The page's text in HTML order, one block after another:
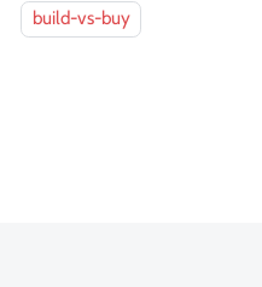
build-vs-buy